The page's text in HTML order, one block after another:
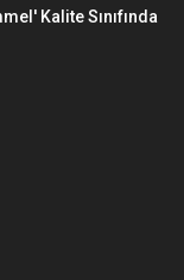
Kalite Sınıfında